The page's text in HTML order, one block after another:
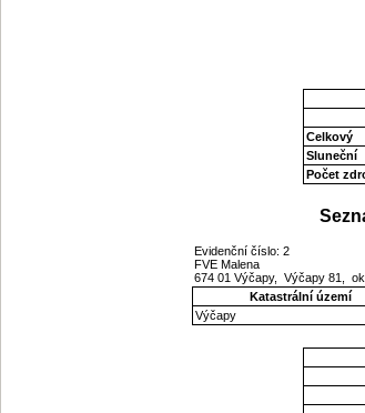
Celkový
Sluneční
Počet
Evidenční číslo: 2
FVE Malena
674 01 Výčapy, Výčapy 81,
Katastrální území
Výčapy